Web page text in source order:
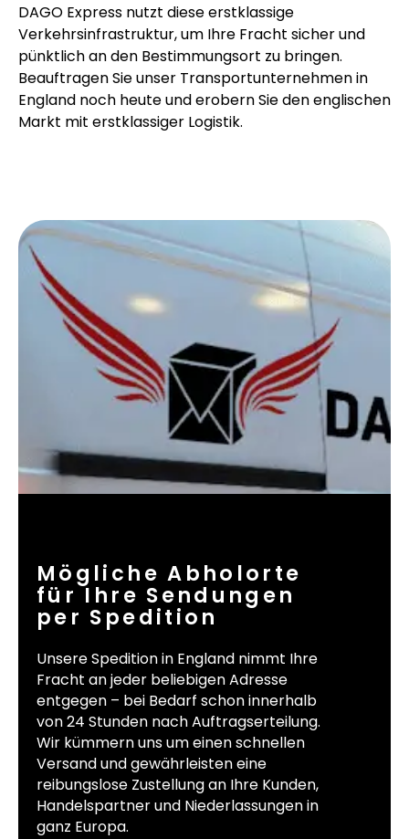
DAGO Express nutzt diese erstklassige
Verkehrsinfrastruktur, um Ihre Fracht sicher und
pünktlich an den Bestimmungsort zu bringen.
Beauftragen Sie unser Transportunternehmen in
England noch heute und erobern Sie den englischen
Markt mit erstklassiger Logistik.
Mögliche Abholorte
für Ihre Sendungen
per Spedition
Unsere Spedition in England nimmt Ihre
Fracht an jeder beliebigen Adresse
entgegen – bei Bedarf schon innerhalb
von 24 Stunden nach Auftragserteilung.
Wir kümmern uns um einen schnellen
Versand und gewährleisten eine
reibungslose Zustellung an Ihre Kunden,
Handelspartner und Niederlassungen in
ganz Europa.